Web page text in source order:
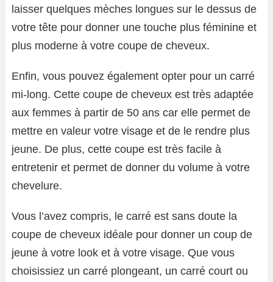
laisser quelques mèches longues sur le dessus de
votre tête pour donner une touche plus féminine et
plus moderne à votre coupe de cheveux.
Enfin, vous pouvez également opter pour un carré
mi-long. Cette coupe de cheveux est très adaptée
aux femmes à partir de 50 ans car elle permet de
mettre en valeur votre visage et de le rendre plus
jeune. De plus, cette coupe est très facile à
entretenir et permet de donner du volume à votre
chevelure.
Vous l’avez compris, le carré est sans doute la
coupe de cheveux idéale pour donner un coup de
jeune à votre look et à votre visage. Que vous
choisissiez un carré plongeant, un carré court ou